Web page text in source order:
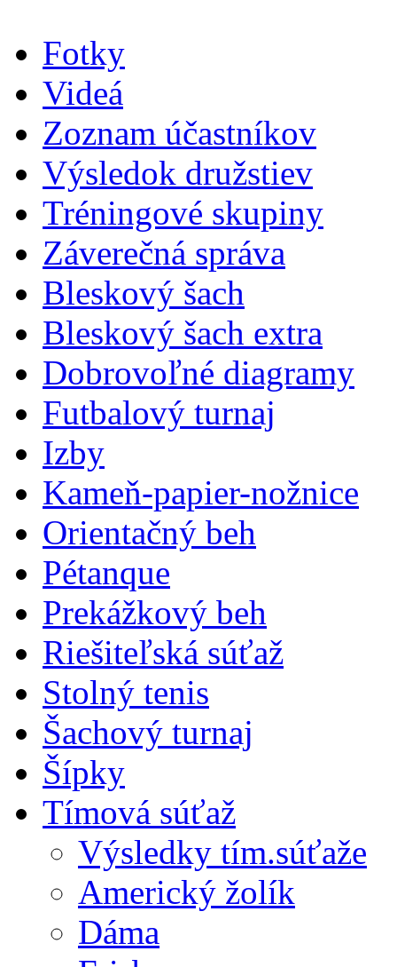
Fotky
Videá
Zoznam účastníkov
Výsledok družstiev
Tréningové skupiny
Záverečná správa
Bleskový šach
Bleskový šach extra
Dobrovoľné diagramy
Futbalový turnaj
Izby
Kameň-papier-nožnice
Orientačný beh
Pétanque
Prekážkový beh
Riešiteľská súťaž
Stolný tenis
Šachový turnaj
Šípky
Tímová súťaž
Výsledky tím.súťaže
Americký žolík
Dáma